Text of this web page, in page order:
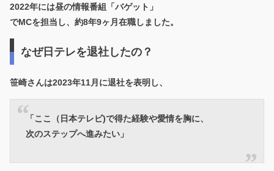
2022年には昼の情報番組「バゲット」
でMCを担当し、約8年9ヶ月在職しました。
なぜ日テレを退社したの？
笹崎さんは2023年11月に退社を表明し、
「ここ（日本テレビ)で得た経験や愛情を胸に、
次のステップへ進みたい」